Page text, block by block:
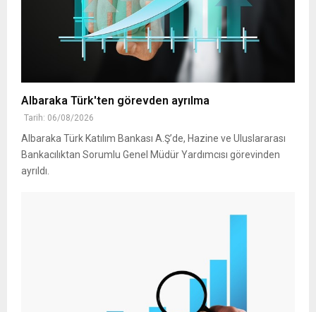
Albaraka Türk'ten görevden ayrılma
Tarih: 06/08/2026
Albaraka Türk Katılım Bankası A.Ş’de, Hazine ve Uluslararası
Bankacılıktan Sorumlu Genel Müdür Yardımcısı görevinden
ayrıldı.